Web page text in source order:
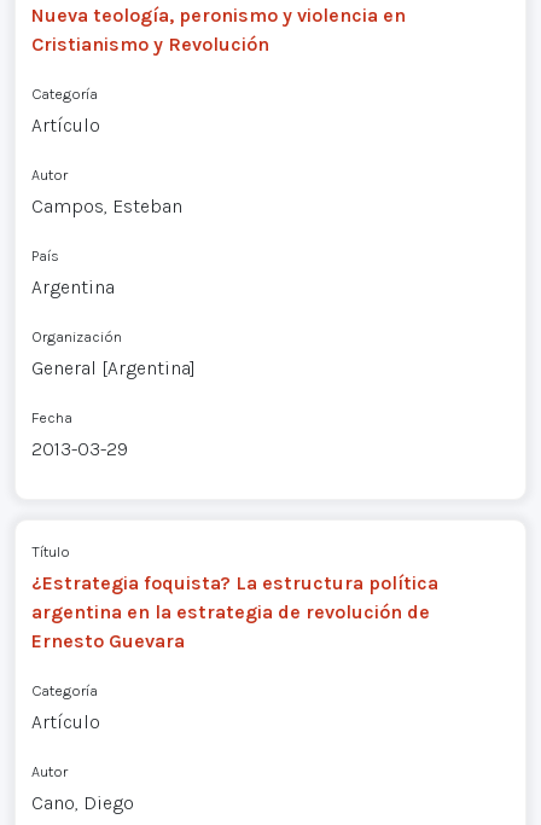
Nueva teología, peronismo y violencia en
Cristianismo y Revolución
Categoría
Artículo
Autor
Campos, Esteban
País
Argentina
Organización
General [Argentina]
Fecha
2013-03-29
Título
¿Estrategia foquista? La estructura política
argentina en la estrategia de revolución de
Ernesto Guevara
Categoría
Artículo
Autor
Cano, Diego